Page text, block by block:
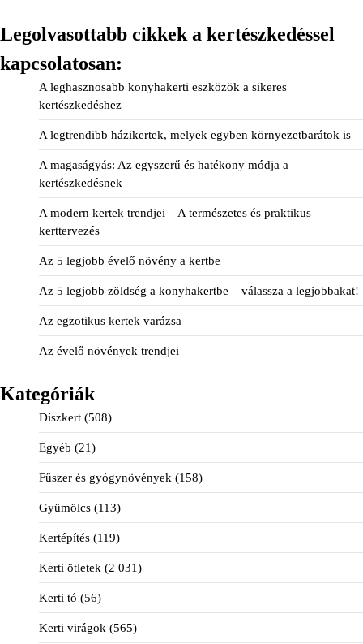
Legolvasottabb cikkek a kertészkedéssel
kapcsolatosan:
A leghasznosabb konyhakerti eszközök a sikeres
kertészkedéshez
A legtrendibb házikertek, melyek egyben környezetbarátok is
A magaságyás: Az egyszerű és hatékony módja a
kertészkedésnek
A modern kertek trendjei – A természetes és praktikus
kerttervezés
Az 5 legjobb évelő növény a kertbe
Az 5 legjobb zöldség a konyhakertbe – válassza a legjobbakat!
Az egzotikus kertek varázsa
Az évelő növények trendjei
Kategóriák
Díszkert (508)
Egyéb (21)
Fűszer és gyógynövények (158)
Gyümölcs (113)
Kertépítés (119)
Kerti ötletek (2 031)
Kerti tó (56)
Kerti virágok (565)